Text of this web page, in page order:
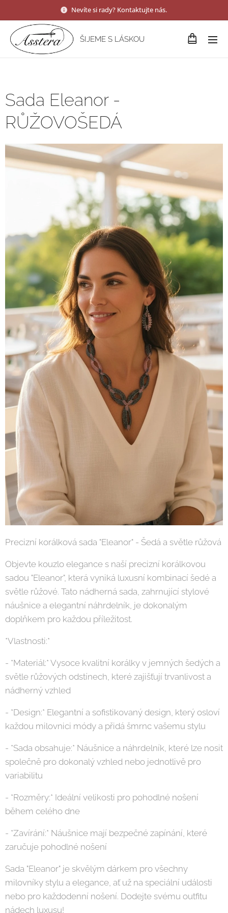
Nevíte si rady? Kontaktujte nás.
ŠIJEME S LÁSKOU
Sada Eleanor -
RŮŽOVOŠEDÁ
Precizní korálková sada "Eleanor" - Šedá a světle růžová
Objevte kouzlo elegance s naší precizní korálkovou
sadou "Eleanor", která vyniká luxusní kombinací šedé a
světle růžové. Tato nádherná sada, zahrnující stylové
náušnice a elegantní náhrdelník, je dokonalým
doplňkem pro každou příležitost.
*Vlastnosti:*
- *Materiál:* Vysoce kvalitní korálky v jemných šedých a
světle růžových odstínech, které zajišťují trvanlivost a
nádherný vzhled
- *Design:* Elegantní a sofistikovaný design, který osloví
každou milovnici módy a přidá šmrnc vašemu stylu
- *Sada obsahuje:* Náušnice a náhrdelník, které lze nosit
společně pro dokonalý vzhled nebo jednotlivě pro
variabilitu
- *Rozměry:* Ideální velikosti pro pohodlné nošení
během celého dne
- *Zavírání:* Náušnice mají bezpečné zapínání, které
zaručuje pohodlné nošení
Sada "Eleanor" je skvělým dárkem pro všechny
milovníky stylu a elegance, ať už na speciální události
nebo pro každodenní nošení. Dodejte svému outfitu
nádech luxusu!